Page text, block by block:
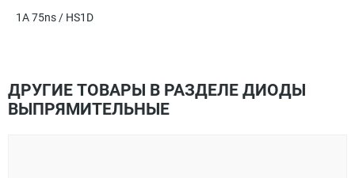
1A 75ns / HS1D
ДРУГИЕ ТОВАРЫ В РАЗДЕЛЕ ДИОДЫ
ВЫПРЯМИТЕЛЬНЫЕ